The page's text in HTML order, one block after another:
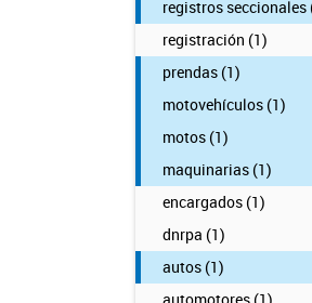
registros seccionales
registración (1)
prendas (1)
motovehículos (1)
motos (1)
maquinarias (1)
encargados (1)
dnrpa (1)
autos (1)